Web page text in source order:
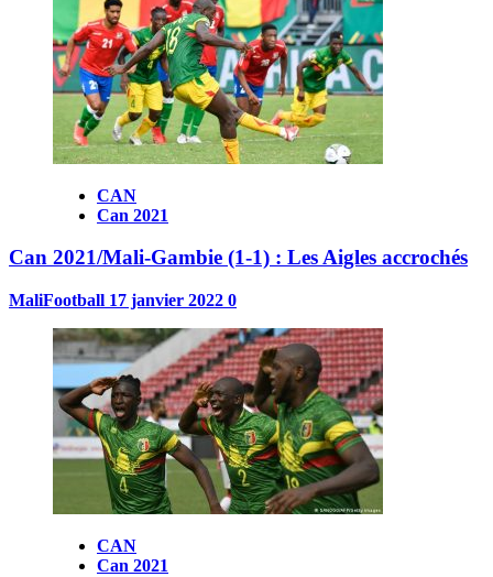
CAN
Can 2021
Can 2021/Mali-Gambie (1-1) : Les Aigles accrochés
MaliFootball 17 janvier 2022 0
CAN
Can 2021